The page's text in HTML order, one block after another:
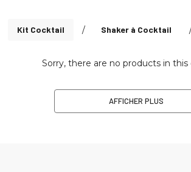
Kit Cocktail / Shaker à Cocktail
Sorry, there are no products in this
AFFICHER PLUS